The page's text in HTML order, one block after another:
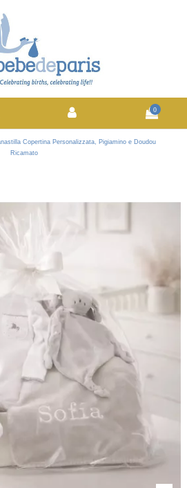
0
Copertina Personalizzata, Pigiamino e Doudou
Ricamato